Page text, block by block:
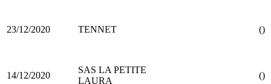
23/12/2020 TENNET ()
14/12/2020
SAS LA PETITE
LAURA
()